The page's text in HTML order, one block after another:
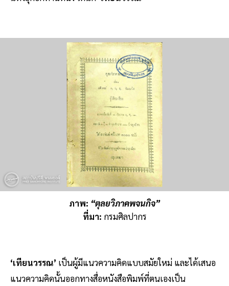
ภาพ: “ตุลยวิภาคพจนกิจ”
ที่มา: กรมศิลปากร
‘เทียนวรรณ’ เป็นผู้มีแนวความคิดแบบสมัยใหม่ และได้เสนอ
แนวความคิดนั้นออกทางสื่อหนังสือพิมพ์ที่ตนเองเป็น